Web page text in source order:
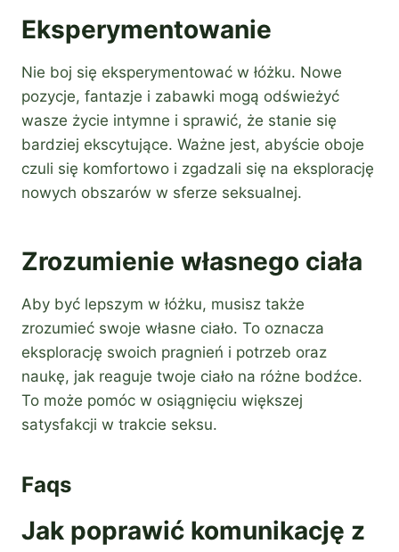
Eksperymentowanie
Nie boj się eksperymentować w łóżku. Nowe
pozycje, fantazje i zabawki mogą odświeżyć
wasze życie intymne i sprawić, że stanie się
bardziej ekscytujące. Ważne jest, abyście oboje
czuli się komfortowo i zgadzali się na eksplorację
nowych obszarów w sferze seksualnej.
Zrozumienie własnego ciała
Aby być lepszym w łóżku, musisz także
zrozumieć swoje własne ciało. To oznacza
eksplorację swoich pragnień i potrzeb oraz
naukę, jak reaguje twoje ciało na różne bodźce.
To może pomóc w osiągnięciu większej
satysfakcji w trakcie seksu.
Faqs
Jak poprawić komunikację z